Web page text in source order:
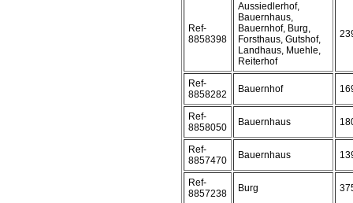
Ref-
8858398
Aussiedlerhof,
Bauernhaus,
Bauernhof, Burg,
Forsthaus, Gutshof,
Landhaus, Muehle,
Reiterhof
Ref-
8858282
Bauernhof
Ref-
8858050
Bauernhaus
Ref-
8857470
Bauernhaus
Ref-
8857238
Burg